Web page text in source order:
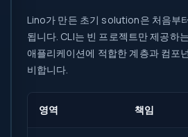
Lino가 만든 초기 solution은 처음부
됩니다. CLI는 빈 프로젝트만 제공하
애플리케이션에 적합한 계층과 컴포
비합니다.
영역 책임